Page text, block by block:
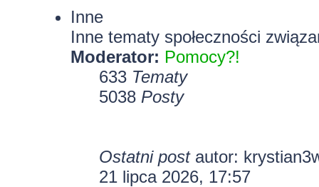
Inne
Inne tematy społeczności
Moderator: Pomocy?!
633 Tematy
5038 Posty
Ostatni postautor:
21 lipca 2026, 17:57